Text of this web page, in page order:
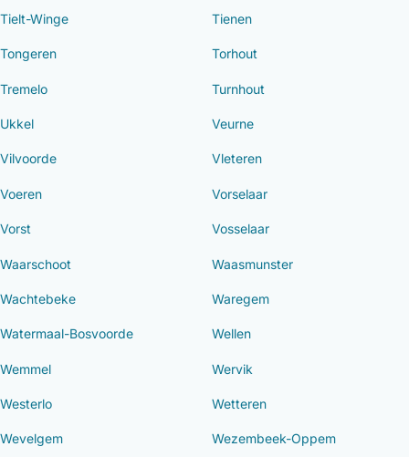
Tielt-Winge Tienen
Tongeren Torhout
Tremelo Turnhout
Ukkel Veurne
Vilvoorde Vleteren
Voeren Vorselaar
Vorst Vosselaar
Waarschoot Waasmunster
Wachtebeke Waregem
Watermaal-Bosvoorde Wellen
Wemmel Wervik
Westerlo Wetteren
Wevelgem Wezembeek-Oppem